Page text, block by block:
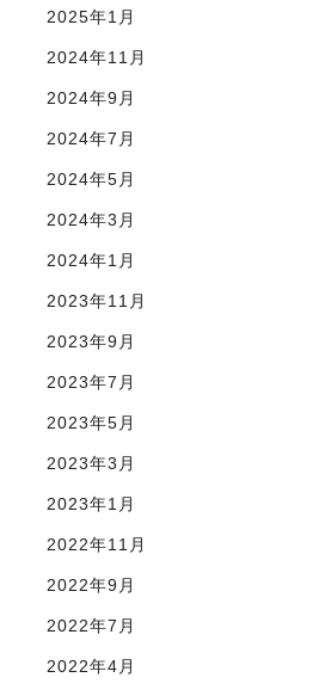
2025年1月
2024年11月
2024年9月
2024年7月
2024年5月
2024年3月
2024年1月
2023年11月
2023年9月
2023年7月
2023年5月
2023年3月
2023年1月
2022年11月
2022年9月
2022年7月
2022年4月